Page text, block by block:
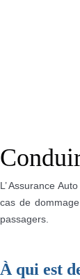
L’ Assurance
cas de
passagers.
À qui est